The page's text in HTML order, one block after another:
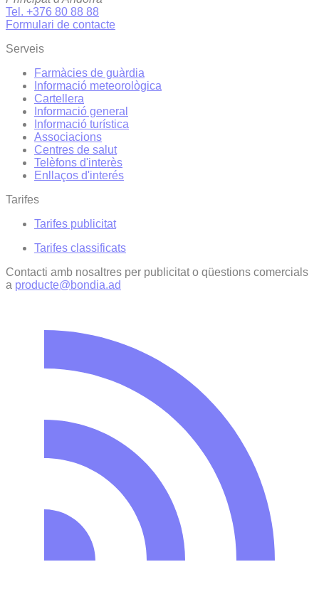
Tel. +376 80 88 88
Formulari de contacte
Serveis
Farmàcies de guàrdia
Informació meteorològica
Cartellera
Informació general
Informació turística
Associacions
Centres de salut
Telèfons d'interès
Enllaços d'interés
Tarifes
Tarifes publicitat
Tarifes classificats
Contacti amb nosaltres per publicitat o qüestions comercials
a producte@bondia.ad